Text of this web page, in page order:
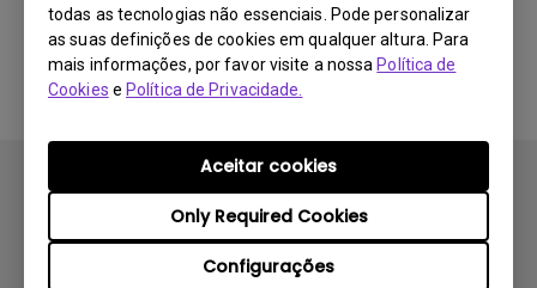
todas as tecnologias não essenciais. Pode personalizar
as suas definições de cookies em qualquer altura. Para
mais informações, por favor visite a nossa Política de
Cookies e Política de Privacidade.
Configurações
Only Required Cookies
Aceitar cookies